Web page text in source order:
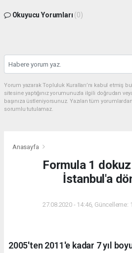
Okuyucu Yorumları (0)
Yorum yazarak Topluluk Kuralları’nı kabul etmiş
sitesine yaptığınız yorumunuzla ilgili doğrudan
başınıza üstleniyorsunuz. Yazılan tüm
sorumlu tutulamaz.
Anasayfa
Formula 1
İstanbul'a
27.08.2020 - 14:46, Güncelleme:
2005'ten 2011'e kadar 7 yıl